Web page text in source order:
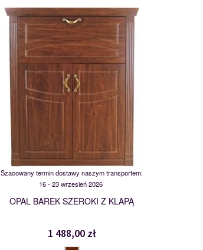
KD2+1
103267
Szacowany termin dostawy naszym transportem:
16 - 23 wrzesień 2026
OPAL BAREK SZEROKI Z KLAPĄ
1 488,00 zł